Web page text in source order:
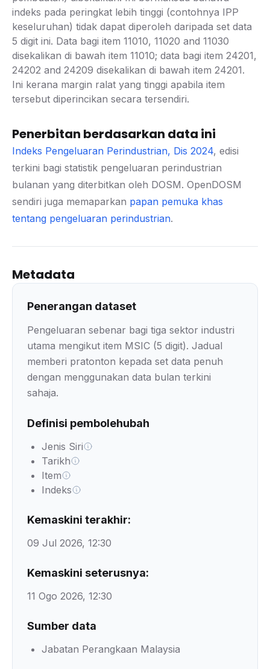
indeks pada peringkat lebih tinggi (contohnya IPP
keseluruhan) tidak dapat diperoleh daripada set data
5 digit ini. Data bagi item 11010, 11020 and 11030
disekalikan di bawah item 11010; data bagi item 24201,
24202 and 24209 disekalikan di bawah item 24201.
Ini kerana margin ralat yang tinggi apabila item
tersebut diperincikan secara tersendiri.
Penerbitan berdasarkan data ini
Indeks Pengeluaran Perindustrian, Dis 2024, edisi
terkini bagi statistik pengeluaran perindustrian
bulanan yang diterbitkan oleh DOSM. OpenDOSM
sendiri juga memaparkan papan pemuka khas
tentang pengeluaran perindustrian.
Metadata
Penerangan dataset
Pengeluaran sebenar bagi tiga sektor industri
utama mengikut item MSIC (5 digit). Jadual
memberi pratonton kepada set data penuh
dengan menggunakan data bulan terkini
sahaja.
Definisi pembolehubah
Jenis Siri
Tarikh
Item
Indeks
Kemaskini terakhir:
09 Jul 2026, 12:30
Kemaskini seterusnya:
11 Ogo 2026, 12:30
Sumber data
Jabatan Perangkaan Malaysia